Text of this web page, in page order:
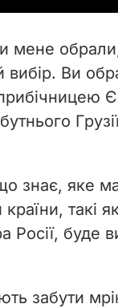
мене
вибір. Ви
знає, яке
такі як
Росії, буде
забути